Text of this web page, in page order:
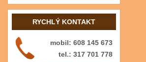
RYCHLÝ KONTAKT
mobil: 608 145 673
tel.: 317 701 778